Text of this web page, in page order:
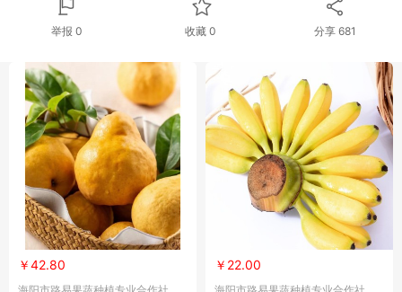
举报 0 收藏 0 分享 681
￥42.80 ￥22.00